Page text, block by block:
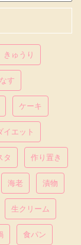
きゅうり
なす
ケーキ
イエット
タ 作り置き
海老 漬物
生クリーム
食パン